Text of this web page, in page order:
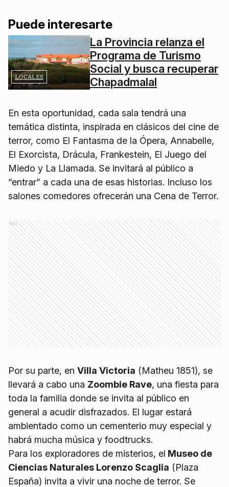
Puede interesarte
LOCALES
La Provincia relanza el
Programa de Turismo
Social y busca recuperar
Chapadmalal
En esta oportunidad, cada sala tendrá una
temática distinta, inspirada en clásicos del cine de
terror, como El Fantasma de la Ópera, Annabelle,
El Exorcista, Drácula, Frankestein, El Juego del
Miedo y La Llamada. Se invitará al público a
“entrar” a cada una de esas historias. Incluso los
salones comedores ofrecerán una Cena de Terror.
Ads
Por su parte, en Villa Victoria (Matheu 1851), se
llevará a cabo una Zoombie Rave, una fiesta para
toda la familia donde se invita al público en
general a acudir disfrazados. El lugar estará
ambientado como un cementerio muy especial y
habrá mucha música y foodtrucks.
Para los exploradores de misterios, el Museo de
Ciencias Naturales Lorenzo Scaglia (Plaza
España) invita a vivir una noche de terror. Se